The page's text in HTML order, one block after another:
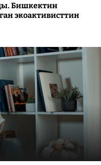
Бишкектин
экоактивисттин